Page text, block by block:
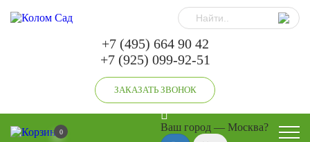
+7 (495) 664 90 42
+7 (925) 099-92-51
ЗАКАЗАТЬ ЗВОНОК
0 Ваш город — Москва?